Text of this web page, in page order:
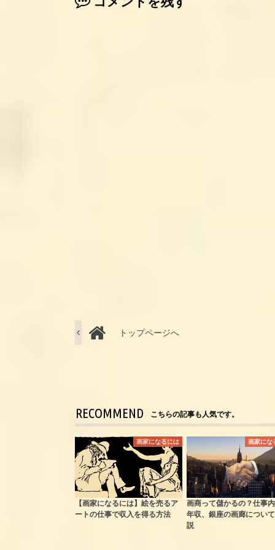
トップページへ
RECOMMEND こちらの記事も人気です。
画家になるには
【画家になるには】絵を売るア
ートの仕事で収入を得る方法
画家にな
画商って儲かるの？仕事
年収、銀座の画廊につい
説